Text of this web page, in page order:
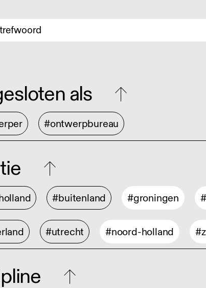
als
#ontwerpbureau
#buitenland #groningen
#utrecht #noord-holland